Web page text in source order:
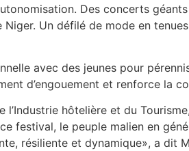
Des concerts
Un défilé de mode en
avec des jeunes pour
d’engouement et renforce la
l’Industrie hôtelière et du
festival, le peuple malien en
résiliente et dynamique», a dit